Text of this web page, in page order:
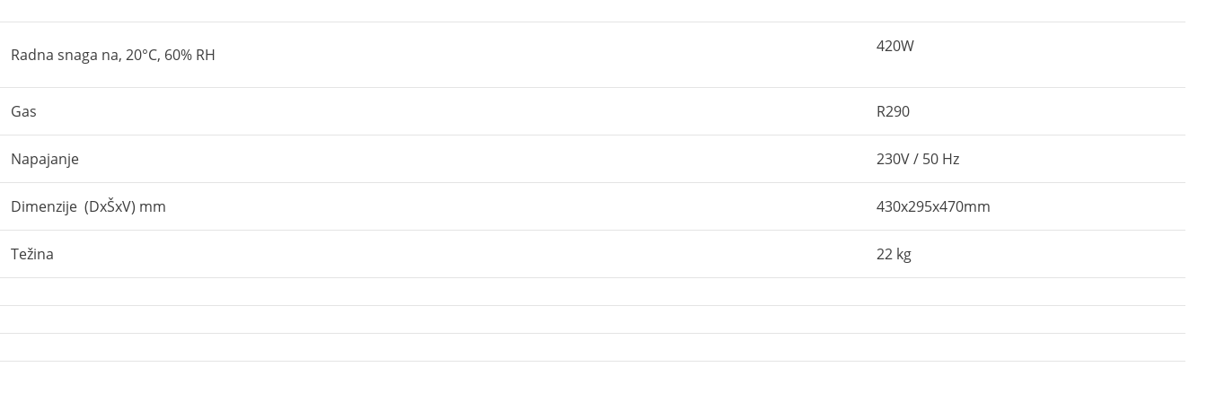
Radna snaga na, 20°C, 60% RH 420W
Gas R290
Napajanje 230V / 50 Hz
Dimenzije (DxŠxV) mm 430x295x470mm
Težina 22 kg